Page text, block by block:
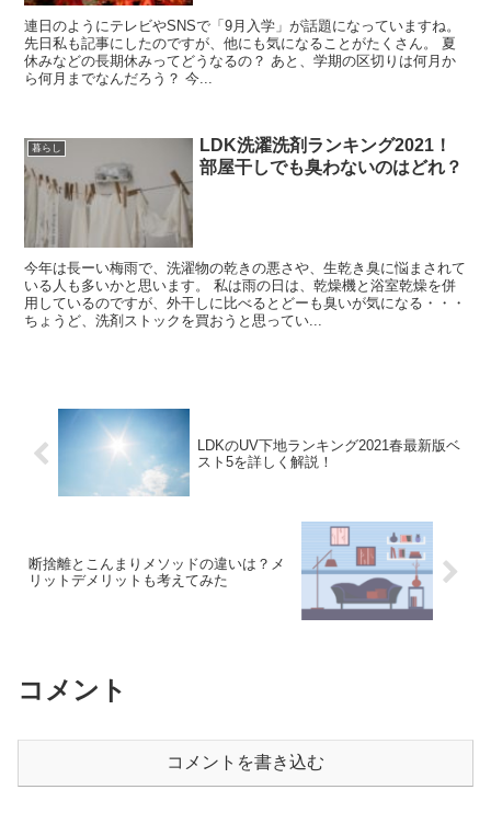
連日のようにテレビやSNSで「9月入学」が話題になっていますね。
先日私も記事にしたのですが、他にも気になることがたくさん。 夏
休みなどの長期休みってどうなるの？ あと、学期の区切りは何月か
ら何月までなんだろう？ 今...
暮らし
LDK洗濯洗剤ランキング2021！
部屋干しでも臭わないのはどれ？
今年は長ーい梅雨で、洗濯物の乾きの悪さや、生乾き臭に悩まされて
いる人も多いかと思います。 私は雨の日は、乾燥機と浴室乾燥を併
用しているのですが、外干しに比べるとどーも臭いが気になる・・・
ちょうど、洗剤ストックを買おうと思ってい...
LDKのUV下地ランキング2021春最新版ベ
スト5を詳しく解説！
断捨離とこんまりメソッドの違いは？メ
リットデメリットも考えてみた
コメント
コメントを書き込む